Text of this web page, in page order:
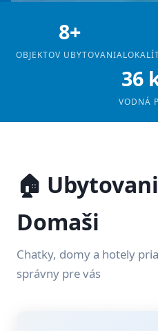
8+
OBJEKTOV UBYTOVANIA
36
VODNÁ
🏠
Domaši
Chatky, domy a hotely
správny pre vás